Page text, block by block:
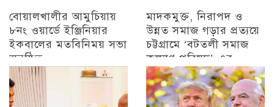
বোয়ালখালীর আমুচিয়ায়
৮নং ওয়ার্ডে ইঞ্জিনিয়ার
ইকবালের মতবিনিময় সভা
অনুষ্ঠিত
চট্টগ্রাম
মাদকমুক্ত, নিরাপদ ও
উন্নত সমাজ গড়ার প্রত্যয়ে
চট্টগ্রামে ‘বটতলী সমাজ
কল্যাণ পরিষদ’-এর
মতবিনিময় সভা অনুষ্ঠিত
চট্টগ্রাম